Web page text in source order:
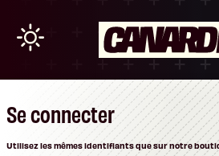
Se connecter
Utilisez les mêmes identifiants que sur notre